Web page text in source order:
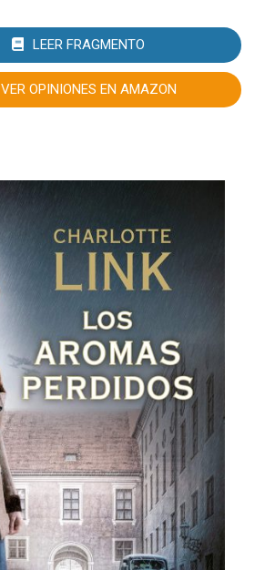
LEER FRAGMENTO
VER OPINIONES EN AMAZON